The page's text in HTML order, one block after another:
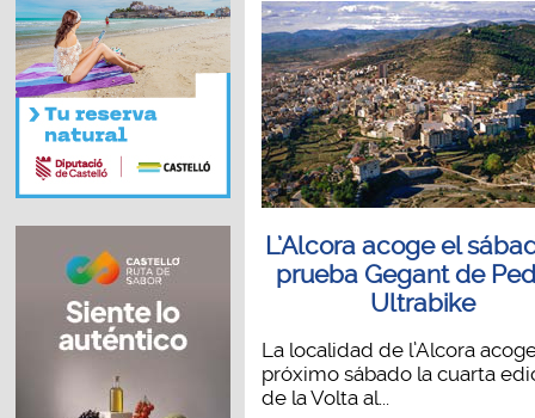
L’Alcora acoge el
prueba Gegant de
Ultrabike
La localidad de l’Alcora
próximo sábado la cuarta
de la Volta al...